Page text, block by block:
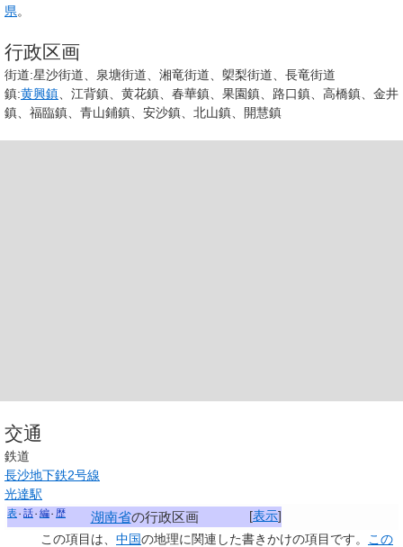
県。
行政区画
街道:星沙街道、泉塘街道、湘竜街道、㮾梨街道、長竜街道
鎮:黄興鎮 、江背鎮、黄花鎮、春華鎮、果園鎮、路口鎮、高橋鎮、金井
鎮、福臨鎮、青山鋪鎮、安沙鎮、北山鎮、開慧鎮
交通
鉄道
長沙地下鉄2号線
光達駅
[表示]
表 話 編 歴 湖南省の行政区画
この項目は、 中国の地理に関連した書きかけの項目です。
この